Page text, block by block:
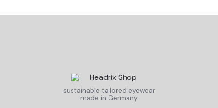
sustainable tailored eyewear
made in Germany